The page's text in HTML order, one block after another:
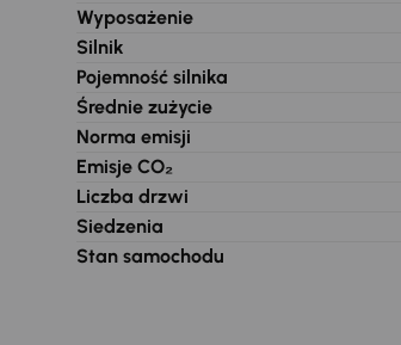
Wyposażenie
Silnik
Pojemność silnika
Średnie zużycie
Norma emisji
Emisje CO₂
Liczba drzwi
Siedzenia
Stan samochodu